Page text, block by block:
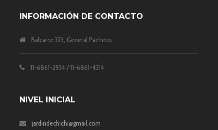
INFORMACIÓN DE CONTACTO
Balcarce 323, General Pacheco.
11-6861-2934 / 11-6861-4314
NIVEL INICIAL
jardindechichi@gmail.com